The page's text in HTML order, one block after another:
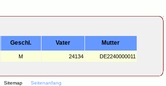
Sitemap Seitenanfang
Geschl. Vater Mutter
M 24134 DE2240000011